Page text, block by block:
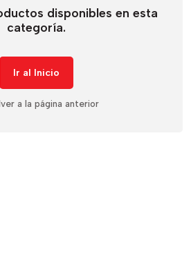
disponibles en esta
categoría.
Ir al Inicio
a la página anterior